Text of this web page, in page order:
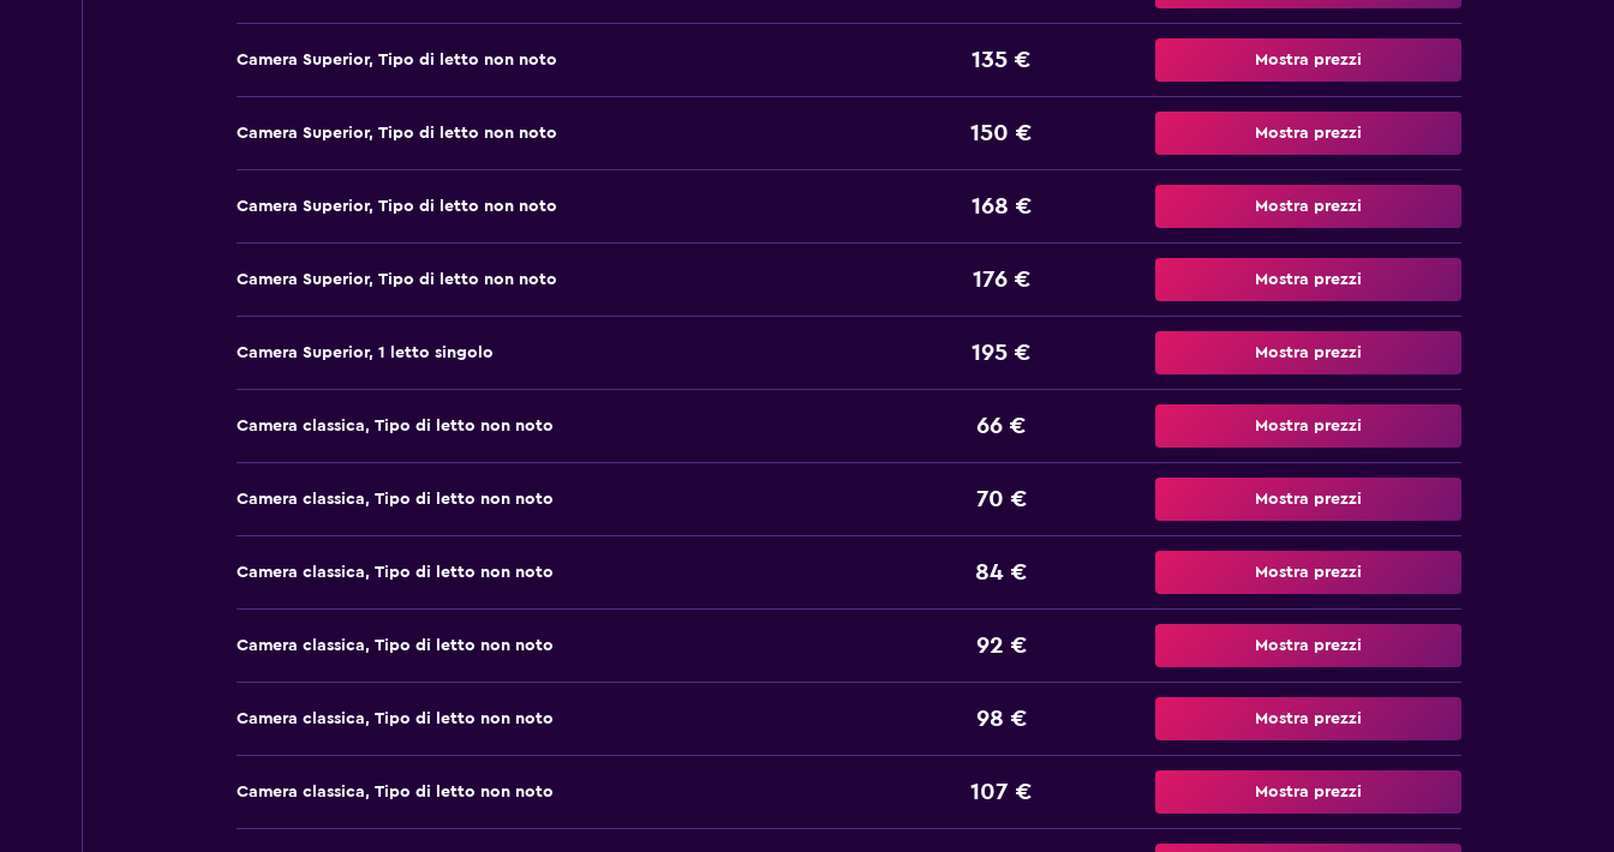
Camera Superior, Tipo di letto non noto 135 € Mostra prezzi
Camera Superior, Tipo di letto non noto 150 € Mostra prezzi
Camera Superior, Tipo di letto non noto 168 € Mostra prezzi
Camera Superior, Tipo di letto non noto 176 € Mostra prezzi
Camera Superior, 1 letto singolo 195 € Mostra prezzi
Camera classica, Tipo di letto non noto 66 € Mostra prezzi
Camera classica, Tipo di letto non noto 70 € Mostra prezzi
Camera classica, Tipo di letto non noto 84 € Mostra prezzi
Camera classica, Tipo di letto non noto 92 € Mostra prezzi
Camera classica, Tipo di letto non noto 98 € Mostra prezzi
Camera classica, Tipo di letto non noto 107 € Mostra prezzi